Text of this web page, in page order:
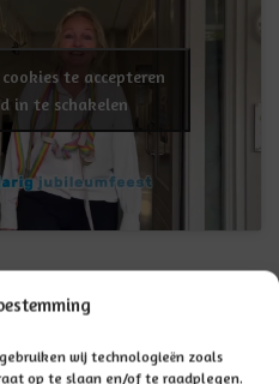
wij technologieën zoals
op te slaan en/of te raadplegen.
te accepteren
in te schakelen